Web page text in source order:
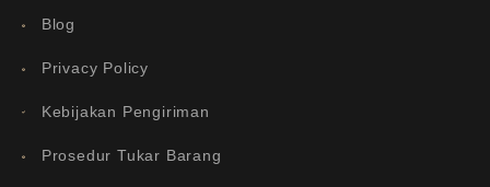
Blog
Privacy Policy
Kebijakan Pengiriman
Prosedur Tukar Barang